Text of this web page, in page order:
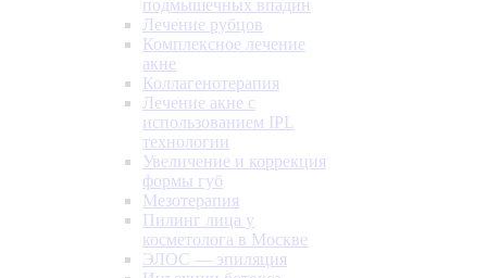
подмышечных впадин
Лечение рубцов
Комплексное лечение
акне
Коллагенотерапия
Лечение акне с
использованием IPL
технологии
Увеличение и коррекция
формы губ
Мезотерапия
Пилинг лица у
косметолога в Москве
ЭЛОС — эпиляция